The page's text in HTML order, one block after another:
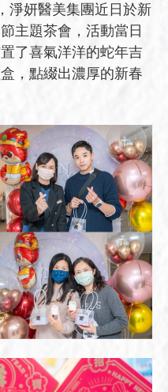
淨妍醫美集團近日於新
主題茶會，活動當日
了喜氣洋洋的蛇年吉
，點綴出濃厚的新春